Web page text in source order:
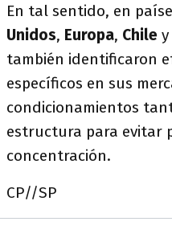
En tal sentido, en
Unidos, Europa, Chile y
también identificaron
específicos en sus
condicionamientos
estructura para evitar
concentración.
CP//SP